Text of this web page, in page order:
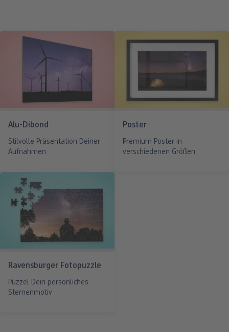
Alu-Dibond
Stilvolle Präsentation Deiner
Aufnahmen
Poster
Premium Poster in
verschiedenen Größen
Ravensburger Fotopuzzle
Puzzel Dein persönliches
Sternenmotiv